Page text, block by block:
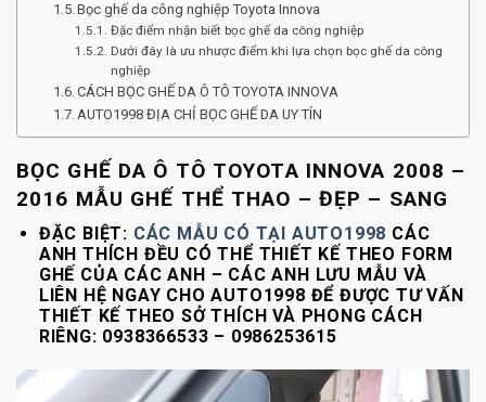
Bọc ghế da công nghiệp Toyota Innova
Đặc điểm nhận biết bọc ghế da công nghiệp
Dưới đây là ưu nhược điểm khi lựa chọn bọc ghế da công
nghiệp
CÁCH BỌC GHẾ DA Ô TÔ TOYOTA INNOVA
AUTO1998 ĐỊA CHỈ BỌC GHẾ DA UY TÍN
BỌC GHẾ DA Ô TÔ TOYOTA INNOVA 2008 –
2016 MẪU GHẾ THỂ THAO – ĐẸP – SANG
ĐẶC BIỆT: CÁC MẪU CÓ TẠI AUTO1998 CÁC
ANH THÍCH ĐỀU CÓ THỂ THIẾT KẾ THEO FORM
GHẾ CỦA CÁC ANH – CÁC ANH LƯU MẪU VÀ
LIÊN HỆ NGAY CHO AUTO1998 ĐỂ ĐƯỢC TƯ VẤN
THIẾT KẾ THEO SỞ THÍCH VÀ PHONG CÁCH
RIÊNG: 0938366533 – 0986253615